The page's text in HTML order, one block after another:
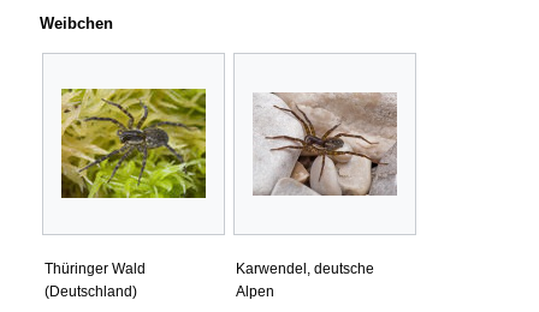
Weibchen
Thüringer Wald
(Deutschland)
Karwendel, deutsche
Alpen